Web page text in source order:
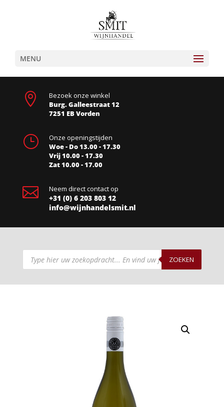
MENU

Bezoek onze winkel
Burg. Galleestraat 12
7251 EB Vorden
}
Onze openingstijden
Woe - Do 13.00 - 17.30
Vrij 10.00 - 17.30
Zat 10.00 - 17.00
 Neem direct contact op
+31 (0) 6 203 803 12
info@wijnhandelsmit.nl
Producten
zoeken ZOEKEN